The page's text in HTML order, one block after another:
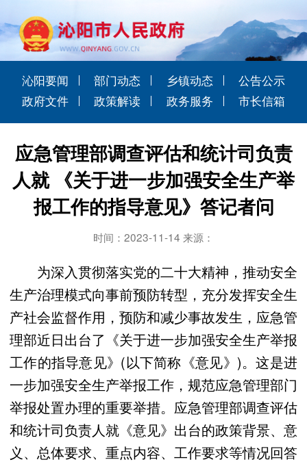
沁阳要闻 部门动态 乡镇动态
公告公示
政府文件
政策解读 政务服务 市长信箱
应急管理部调查评估和统计司负责
人就 《关于进一步加强安全生产举
报工作的指导意见》答记者问
时间：2023-11-14 来源：
为深入贯彻落实党的二十大精神，推动安全
生产治理模式向事前预防转型，充分发挥安全生
产社会监督作用，预防和减少事故发生，应急管
理部近日出台了《关于进一步加强安全生产举报
工作的指导意见》(以下简称《意见》)。这是进
一步加强安全生产举报工作，规范应急管理部门
举报处置办理的重要举措。应急管理部调查评估
和统计司负责人就《意见》出台的政策背景、意
义、总体要求、重点内容、工作要求等情况回答